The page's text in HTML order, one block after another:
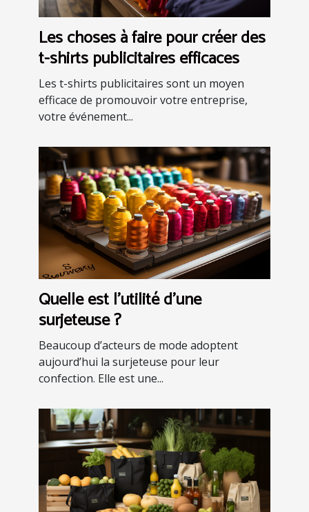
Les choses à faire pour créer des
t-shirts publicitaires efficaces
Les t-shirts publicitaires sont un moyen
efficace de promouvoir votre entreprise,
votre événement...
Quelle est l’utilité d’une
surjeteuse ?
Beaucoup d’acteurs de mode adoptent
aujourd’hui la surjeteuse pour leur
confection. Elle est une...